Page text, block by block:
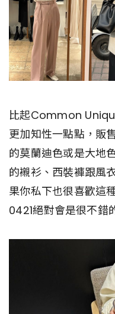
比起Common
更加知性一點點，販
的莫蘭迪色或是大地
的襯衫、西裝褲跟風
果你私下也很喜歡這
0421絕對會是很不錯